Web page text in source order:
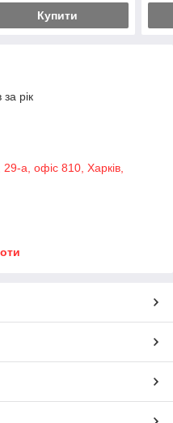
Купити
рік
а, офіс 810, Харків,